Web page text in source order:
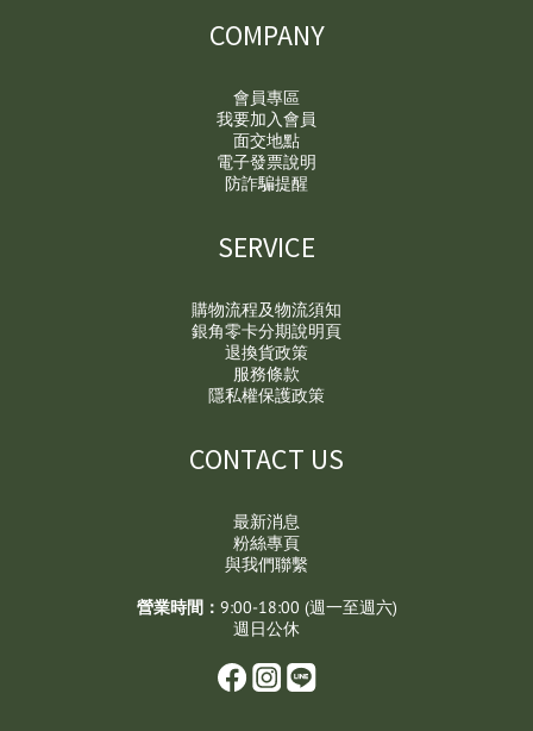
COMPANY
會員專區
我要加入會員
面交地點
電子發票說明
防詐騙提醒
SERVICE
購物流程及物流須知
銀角零卡分期說明頁
退換貨政策
服務條款
隱私權保護政策
CONTACT US
最新消息
粉絲專頁
與我們聯繫
營業時間： 9:00-18:00 (週一至週六)
週日公休